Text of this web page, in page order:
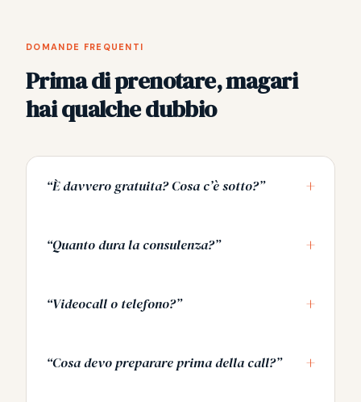
DOMANDE FREQUENTI
Prima di prenotare, magari
hai qualche dubbio
“È davvero gratuita? Cosa c’è sotto?” +
“Quanto dura la consulenza?” +
“Videocall o telefono?” +
“Cosa devo preparare prima della call?” +